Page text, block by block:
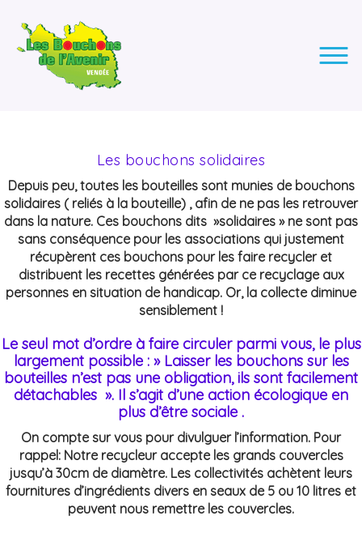
Les bouchons solidaires
Depuis peu, toutes les bouteilles sont munies de bouchons
solidaires ( reliés à la bouteille) , afin de ne pas les retrouver
dans la nature. Ces bouchons dits »solidaires » ne sont pas
sans conséquence pour les associations qui justement
récupèrent ces bouchons pour les faire recycler et
distribuent les recettes générées par ce recyclage aux
personnes en situation de handicap. Or, la collecte diminue
sensiblement !
Le seul mot d’ordre à faire circuler parmi vous, le plus
largement possible : » Laisser les bouchons sur les
bouteilles n’est pas une obligation, ils sont facilement
détachables ». Il s’agit d’une action écologique en
plus d’être sociale .
On compte sur vous pour divulguer l’information. Pour
rappel: Notre recycleur accepte les grands couvercles
jusqu’à 30cm de diamètre. Les collectivités achètent leurs
fournitures d’ingrédients divers en seaux de 5 ou 10 litres et
peuvent nous remettre les couvercles.